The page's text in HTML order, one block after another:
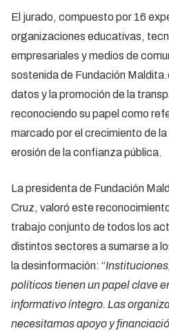
El jurado, compuesto por 16
organizaciones educativas,
empresariales y medios de
sostenida de Fundación
datos y la promoción de la
reconociendo su papel como
marcado por el crecimiento de
erosión de la confianza pública.
La presidenta de Fundación
Cruz, valoró este
trabajo conjunto de todos los
distintos sectores a sumarse a
la desinformación: “
políticos tienen un papel clave
informativo íntegro. Las
necesitamos apoyo y